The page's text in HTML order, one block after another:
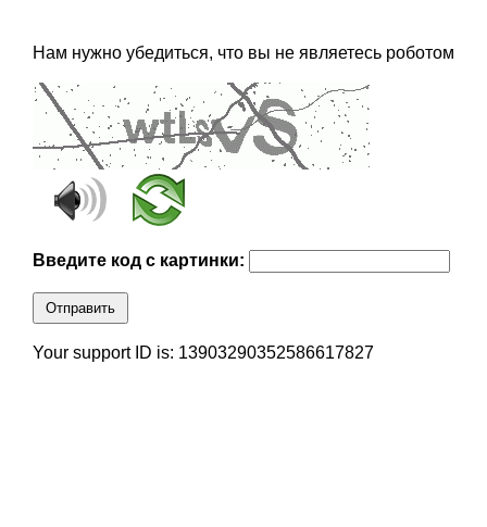
Нам нужно убедиться, что вы не являетесь роботом
Введите код с картинки:
Отправить
Your support ID is: 13903290352586617827